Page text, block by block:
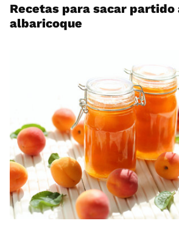
Recetas para sacar partido
albaricoque